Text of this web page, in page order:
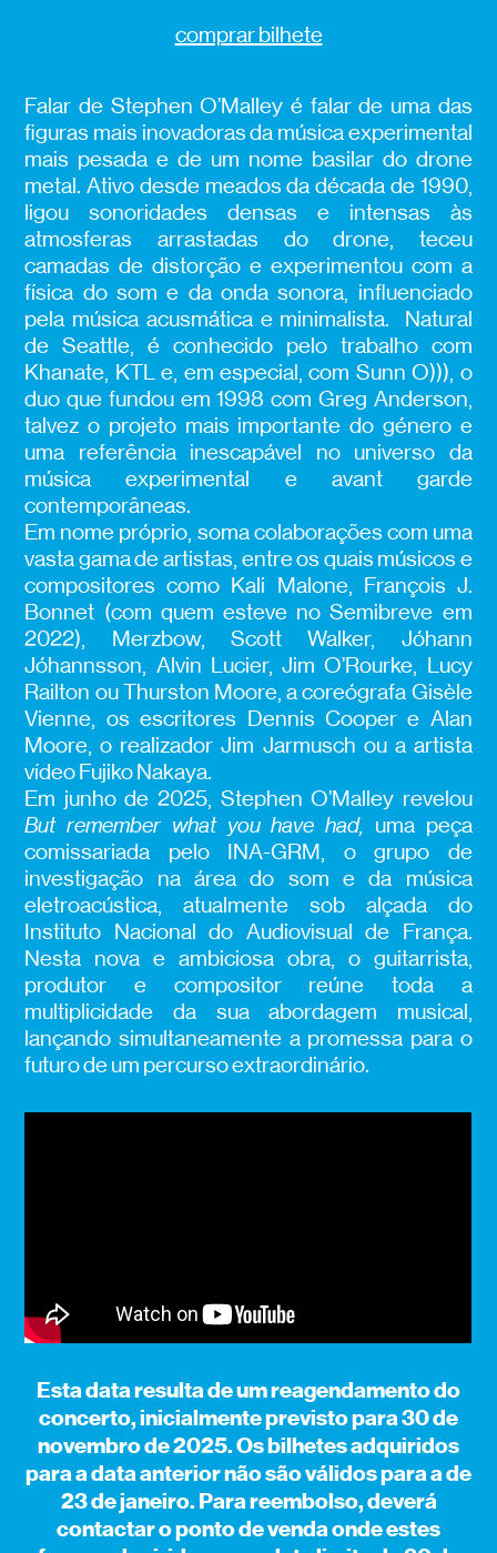
comprar bilhete
Falar de Stephen O’Malley é falar de uma das
figuras mais inovadoras da música experimental
mais pesada e de um nome basilar do drone
metal. Ativo desde meados da década de 1990,
ligou sonoridades densas e intensas às
atmosferas arrastadas do drone, teceu
camadas de distorção e experimentou com a
física do som e da onda sonora, influenciado
pela música acusmática e minimalista. Natural
de Seattle, é conhecido pelo trabalho com
Khanate, KTL e, em especial, com Sunn O))), o
duo que fundou em 1998 com Greg Anderson,
talvez o projeto mais importante do género e
uma referência inescapável no universo da
música experimental e avant garde
contemporâneas.
Em nome próprio, soma colaborações com uma
vasta gama de artistas, entre os quais músicos e
compositores como Kali Malone, François J.
Bonnet (com quem esteve no Semibreve em
2022), Merzbow, Scott Walker, Jóhann
Jóhannsson, Alvin Lucier, Jim O’Rourke, Lucy
Railton ou Thurston Moore, a coreógrafa Gisèle
Vienne, os escritores Dennis Cooper e Alan
Moore, o realizador Jim Jarmusch ou a artista
vídeo Fujiko Nakaya.
Em junho de 2025, Stephen O’Malley revelou
But remember what you have had, uma peça
comissariada pelo INA-GRM, o grupo de
investigação na área do som e da música
eletroacústica, atualmente sob alçada do
Instituto Nacional do Audiovisual de França.
Nesta nova e ambiciosa obra, o guitarrista,
produtor e compositor reúne toda a
multiplicidade da sua abordagem musical,
lançando simultaneamente a promessa para o
futuro de um percurso extraordinário.
Esta data resulta de um reagendamento do
concerto, inicialmente previsto para 30 de
novembro de 2025.Os bilhetes adquiridos
para a data anterior não são válidos paraa de
23 de janeiro. Para reembolso, deverá
contactar o ponto de venda onde estes